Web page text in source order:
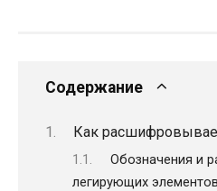
Содержание
Как
Обозначения и
легирующих